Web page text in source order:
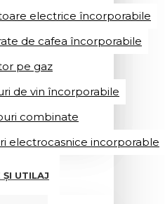
electrice încorporabile
de cafea încorporabile
pe gaz
de vin încorporabile
combinate
electrocasnice incorporable
ȘI UTILAJ